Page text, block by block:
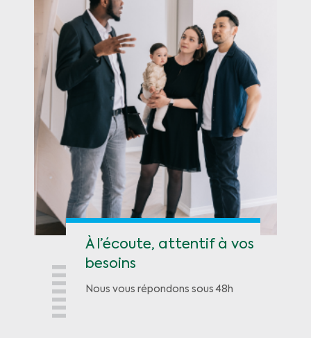
À l’écoute, attentif à vos
besoins
Nous vous répondons sous 48h